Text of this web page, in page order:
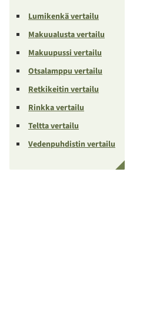
Lumikenkä vertailu
Makuualusta vertailu
Makuupussi vertailu
Otsalamppu vertailu
Retkikeitin vertailu
Rinkka vertailu
Teltta vertailu
Vedenpuhdistin vertailu